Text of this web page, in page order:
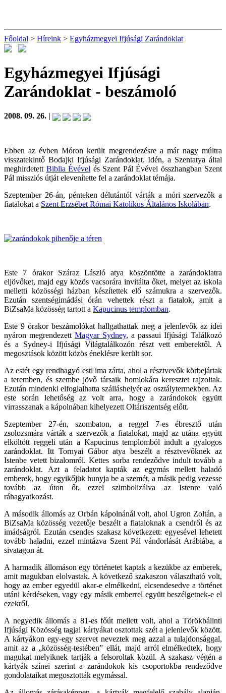
Főoldal > Híreink > Egyházmegyei Ifjúsági Zarándoklat
Egyházmegyei Ifjúsági
Zarándoklat - beszámoló
2008. 09. 26. |
Ebben az évben Móron került megrendezésre a már nagy múltra
visszatekintő Bodajki Ifjúsági Zarándoklat. Idén, a Szentatya által
meghirdetett Biblia Évével és Szent Pál Évével összhangban Szent
Pál missziós útját elevenítette fel a zarándoklat témája.
Szeptember 26-án, pénteken délutántól várták a móri szervezők a
fiatalokat a Szent Erzsébet Római Katolikus Általános Iskolában.
Este 7 órakor Száraz László atya köszöntötte a zarándoklatra
eljövőket, majd egy közös vacsorára invitálta őket, melyet az iskola
melletti közösségi házban készítettek elő számukra a szervezők.
Ezután szentségimádási órán vehettek részt a fiatalok, amit a
BiZsaMa közösség tartott a Kapucinus templomban.
Este 9 órakor beszámolókat hallgathattak meg a jelenlevők az idei
nyáron megrendezett Magyar Sydney, a passaui Ifjúsági Találkozó
és a Sydney-i Ifjúsági Világtalálkozón részt vett emberektől. A
megosztások között közös éneklésre került sor.
Az estét egy rendhagyó esti ima zárta, ahol a résztvevők körbejártak
a teremben, és szembe jövő társaik homlokára keresztet rajzoltak.
Ezután mindenki elfoglalhatta szálláshelyét az osztálytermekben. Az
este során lehetőség az volt arra, hogy a zarándokok együtt
virrasszanak a kápolnában kihelyezett Oltáriszentség előtt.
Szeptember 27-én, szombaton, a reggel 7-es ébresztő után
zsolozsmára várták a szervezők a fiatalokat, majd az utána együtt
elköltött reggeli után a Kapucinus templomból indult a gyalogos
zarándoklat. Itt Tornyai Gábor atya beszélt a résztvevőknek az
Istenbe vetett bizalomról. Kettes sorba rendeződve indult tovább a
zarándoklat. Azt a feladatot kapták az egymás mellett haladó
emberek, hogy egyikőjük hunyja be a szemét, a másik pedig vezesse
tovább az úton őt, ezzel szimbolizálva az Istenre való
ráhagyatkozást.
A második állomás az Orbán kápolnánál volt, ahol Ugron Zoltán, a
BiZsaMa közösség vezetője beszélt a fiataloknak a csendről és az
imádságról. Ezután csendes szakasz következett: egyesével lehetett
tovább haladni, ezzel mintázva Szent Pál vándorlását Arábiába, a
sivatagon át.
A harmadik állomáson egy történetet kaptak a kezükbe az emberek,
amit magukban elolvastak. A következő szakaszon választható volt,
hogy az ember egyedül akar-e elmélkedni, elcsendesedve a történet
utáni kérdéseken, vagy egy másik emberrel együtt beszélgetnek-e el
ezekről.
A negyedik állomás a 81-es főút mellett volt, ahol a Törökbálinti
Ifjúsági Közösség tagjai kártyákat osztottak szét a jelenlevők között.
A kártyákon egy-egy szervet neveztek meg azzal a tulajdonsággal,
amit az a „közösség-testében” ellát, majd arról elmélkedtek, hogy
magukat melyiknek tartják a felsoroltak közül. A szakasz végén a
kártyák színei szerint a zarándokok kis csoportokba rendeződve
gondolataikat megosztották egymással.